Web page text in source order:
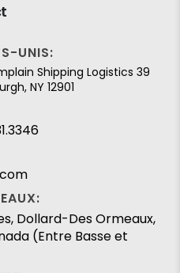
UNIS:
Shipping Logistics 39
NY 12901
Dollard-Des Ormeaux,
(Entre Basse et